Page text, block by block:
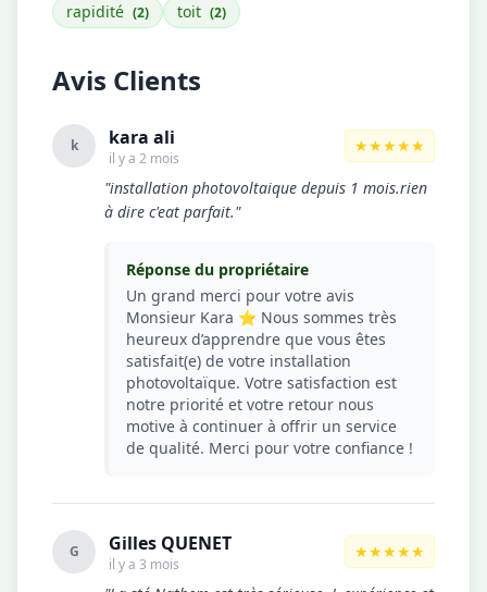
rapidité (2) toit (2)
Avis Clients
k kara ali
il y a 2 mois
★★★★★
"installation photovoltaique depuis 1 mois.rien
à dire c'eat parfait."
Réponse du propriétaire
Un grand merci pour votre avis
Monsieur Kara ⭐ Nous sommes très
heureux d’apprendre que vous êtes
satisfait(e) de votre installation
photovoltaïque. Votre satisfaction est
notre priorité et votre retour nous
motive à continuer à offrir un service
de qualité. Merci pour votre confiance !
G Gilles QUENET
il y a 3 mois
★★★★★